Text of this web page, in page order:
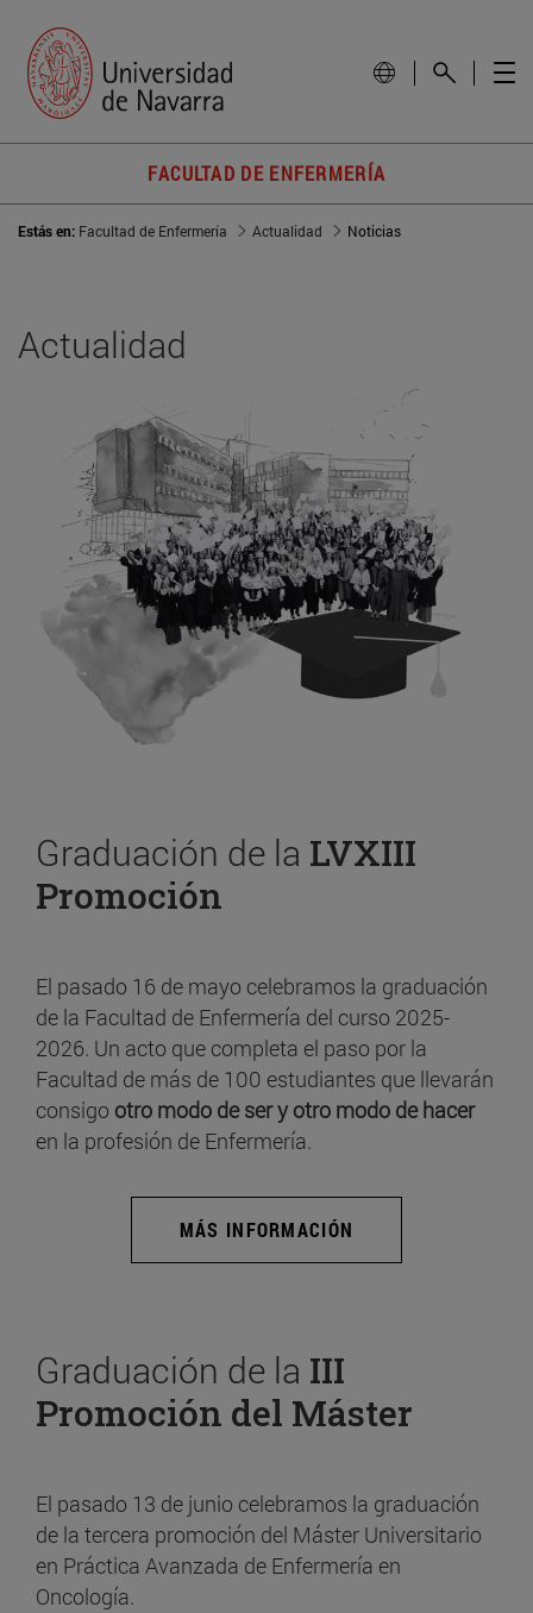
FACULTAD DE ENFERMERÍA
Estás en: Facultad de Enfermería Actualidad Noticias
Actualidad
Graduación de la LVXIII
Promoción
El pasado 16 de mayo celebramos la graduación
de la Facultad de Enfermería del curso 2025-
2026. Un acto que completa el paso por la
Facultad de más de 100 estudiantes que llevarán
consigo otro modo de ser y otro modo de hacer
en la profesión de Enfermería.
MÁS INFORMACIÓN
Graduación de la III
Promoción del Máster
El pasado 13 de junio celebramos la graduación
de la tercera promoción del Máster Universitario
en Práctica Avanzada de Enfermería en
Oncología.